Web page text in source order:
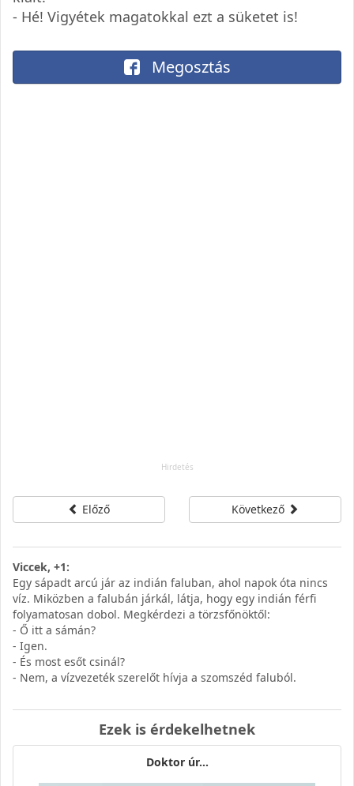
- Hé! Vigyétek magatokkal ezt a süketet is!
Megosztás
Előző Következő
Viccek, +1:
Egy sápadt arcú jár az indián faluban, ahol napok óta nincs
víz. Miközben a falubán járkál, látja, hogy egy indián férfi
folyamatosan dobol. Megkérdezi a törzsfőnöktől:
- Ő itt a sámán?
- Igen.
- És most esőt csinál?
- Nem, a vízvezeték szerelőt hívja a szomszéd faluból.
Ezek is érdekelhetnek
Doktor úr…